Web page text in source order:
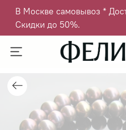
В Москве самовывоз *
Скидки до 50%.